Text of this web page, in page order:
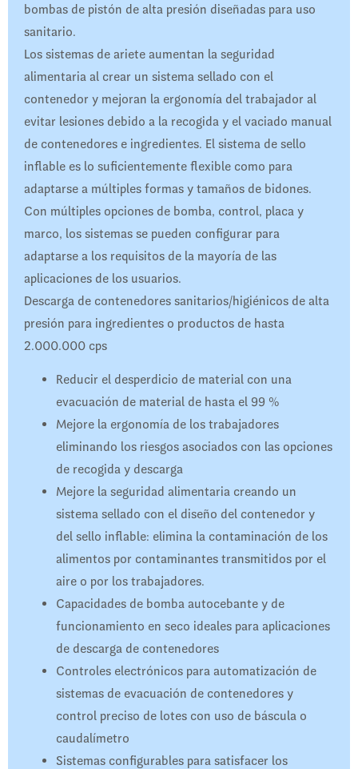
bombas de pistón de alta presión diseñadas para uso
sanitario.
Los sistemas de ariete aumentan la seguridad
alimentaria al crear un sistema sellado con el
contenedor y mejoran la ergonomía del trabajador al
evitar lesiones debido a la recogida y el vaciado manual
de contenedores e ingredientes. El sistema de sello
inflable es lo suficientemente flexible como para
adaptarse a múltiples formas y tamaños de bidones.
Con múltiples opciones de bomba, control, placa y
marco, los sistemas se pueden configurar para
adaptarse a los requisitos de la mayoría de las
aplicaciones de los usuarios.
Descarga de contenedores sanitarios/higiénicos de alta
presión para ingredientes o productos de hasta
2.000.000 cps
Reducir el desperdicio de material con una
evacuación de material de hasta el 99 %
Mejore la ergonomía de los trabajadores
eliminando los riesgos asociados con las opciones
de recogida y descarga
Mejore la seguridad alimentaria creando un
sistema sellado con el diseño del contenedor y
del sello inflable: elimina la contaminación de los
alimentos por contaminantes transmitidos por el
aire o por los trabajadores.
Capacidades de bomba autocebante y de
funcionamiento en seco ideales para aplicaciones
de descarga de contenedores
Controles electrónicos para automatización de
sistemas de evacuación de contenedores y
control preciso de lotes con uso de báscula o
caudalímetro
Sistemas configurables para satisfacer los